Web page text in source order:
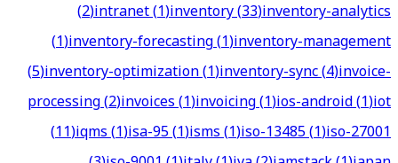
(2)intranet(1)inventory(33)inventory-analytics
(1)inventory-forecasting(1)inventory-management
(5)inventory-optimization(1)inventory-sync(4)invoice-
processing(2)invoices(1)invoicing(1)ios-android(1)iot
(11)iqms(1)isa-95(1)isms(1)iso-13485(1)iso-27001